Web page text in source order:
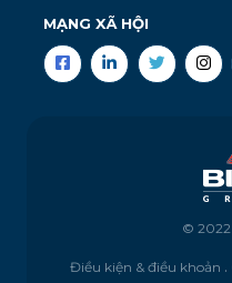
MẠNG XÃ HỘI
© 2022
Điều kiện & điều khoản